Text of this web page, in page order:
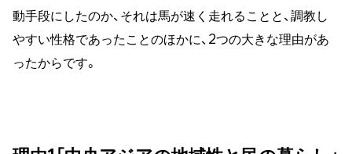
動手段にしたのか、それは馬が速く走れることと、調教し
やすい性格であったことのほかに、2つの大きな理由があ
ったからです。